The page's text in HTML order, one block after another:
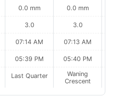
0.0 mm
3.0
07:14 AM
05:39 PM
Last Quarter
0.0 mm
3.0
07:13 AM
05:40 PM
Waning
Crescent